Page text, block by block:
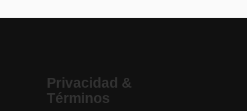
Privacidad &
Términos